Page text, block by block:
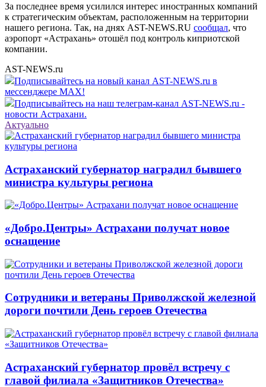
За последнее время усилился интерес иностранных компаний
к стратегическим объектам, расположенным на территории
нашего региона. Так, на днях AST-NEWS.RU сообщал, что
аэропорт «Астрахань» отошёл под контроль киприотской
компании.
AST-NEWS.ru
Подписывайтесь на новый канал AST-NEWS.ru в
мессенджере MAX!
Подписывайтесь на наш телеграм-канал AST-NEWS.ru -
новости Астрахани.
Актуально
Астраханский губернатор наградил бывшего
министра культуры региона
«Добро.Центры» Астрахани получат новое
оснащение
Сотрудники и ветераны Приволжской железной
дороги почтили День героев Отечества
Астраханский губернатор провёл встречу с
главой филиала «Защитников Отечества»